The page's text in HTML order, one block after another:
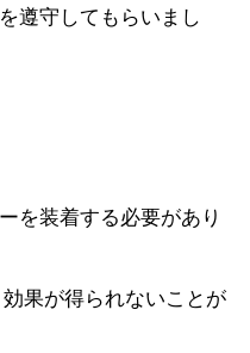
遵守してもらいまし
を装着する必要があり
果が得られないことが